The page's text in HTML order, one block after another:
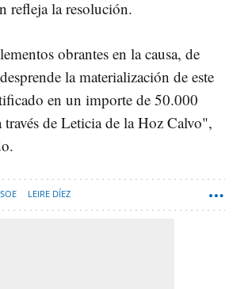
refleja la resolución.
obrantes en la causa, de
la materialización de este
en un importe de 50.000
través de Leticia de la Hoz Calvo",
LEIRE DÍEZ